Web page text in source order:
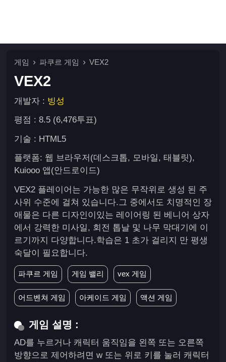
게임 파쿠르 게임 VEX2
VEX2
개발자 : 빙성
평점 : 8.5 (6,476투표)
기술 : HTML5
플랫폼: 웹 브라우저(데스크톱, 모바일, 태블릿),
Kuiooo 앱(안드로이드)
VEX2 플레이어는 가능한 많은 무작위로 생성 된 주
사위 수준에 걸쳐 있습니다.그 중에서도 치명적인 장
애물은 다른 디자인이있는 레이어링 된 베니어 상자
에서 강력한 미사일, 회전 톱날 및 나무 막대기에 이
르기까지 다양합니다.학습은 1 초가 걸리지 만 평생
숙달이 필요합니다.
파쿠르 게임 게임 밸리 vex 게임
어드벤쳐 게임 아케이드 게임 액션 게임
게임 설명 :
AD를 누르거나 캐릭터 움직임을 왼쪽 또는 오른쪽
방향으로 제어하려면 w 또는 위로 키를 눌러 캐릭터